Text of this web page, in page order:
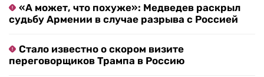
«А может, что похуже»: Медведев раскрыл
судьбу Армении в случае разрыва с Россией
Стало известно о скором визите
переговорщиков Трампа в Россию